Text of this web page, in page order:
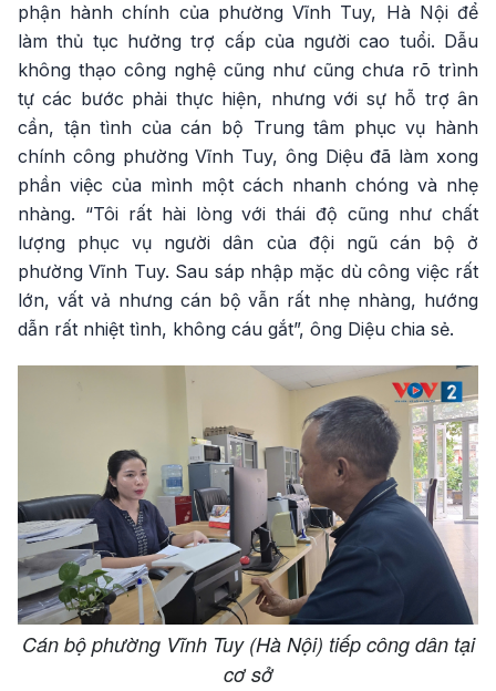
phận hành chính của phường Vĩnh Tuy, Hà Nội để
làm thủ tục hưởng trợ cấp của người cao tuổi. Dẫu
không thạo công nghệ cũng như cũng chưa rõ trình
tự các bước phải thực hiện, nhưng với sự hỗ trợ ân
cần, tận tình của cán bộ Trung tâm phục vụ hành
chính công phường Vĩnh Tuy, ông Diệu đã làm xong
phần việc của mình một cách nhanh chóng và nhẹ
nhàng. “Tôi rất hài lòng với thái độ cũng như chất
lượng phục vụ người dân của đội ngũ cán bộ ở
phường Vĩnh Tuy. Sau sáp nhập mặc dù công việc rất
lớn, vất vả nhưng cán bộ vẫn rất nhẹ nhàng, hướng
dẫn rất nhiệt tình, không cáu gắt”, ông Diệu chia sẻ.
Cán bộ phường Vĩnh Tuy (Hà Nội) tiếp công dân tại
cơ sở